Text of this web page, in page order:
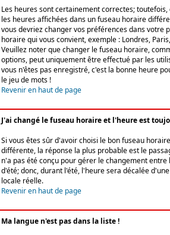
Les heures sont certainement correctes;
les heures affichées dans un fuseau horaire
vous devriez changer vos préférences dans votre
horaire qui vous convient, exemple : Londres,
Veuillez noter que changer le fuseau horaire,
options, peut uniquement être effectué par les
vous n'êtes pas enregistré, c'est la bonne heure
le jeu de mots !
Revenir en haut de page
J'ai changé le fuseau horaire et l'heure est
Si vous êtes sûr d'avoir choisi le bon fuseau
différente, la réponse la plus probable est le
n'a pas été conçu pour gérer le changement
d'été; donc, durant l'été, l'heure sera décalée
locale réelle.
Revenir en haut de page
Ma langue n'est pas dans la liste !